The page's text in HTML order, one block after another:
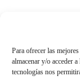
Para ofrecer las
almacenar y/o acceder
tecnologías nos